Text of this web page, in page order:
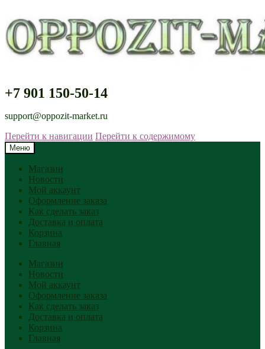
+7 901 150-50-14
support@oppozit-market.ru
Перейти к навигации Перейти к содержимому
Меню
Магазин
Новости
Мой аккаунт
Оформление заказа
Как сделать заказ
Доставка и оплата
Корзина
Главная
Магазин
Новости
Мой аккаунт
Оформление заказа
Как сделать заказ
Доставка и оплата
Корзина
Главная